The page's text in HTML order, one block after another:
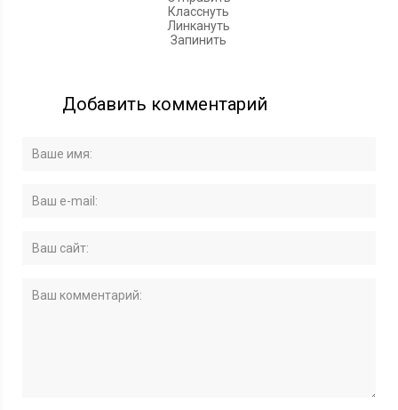
Класснуть
Линкануть
Запинить
Добавить комментарий